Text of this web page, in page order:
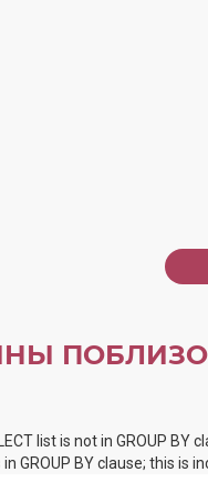
list is not in GROUP
GROUP BY clause; this is